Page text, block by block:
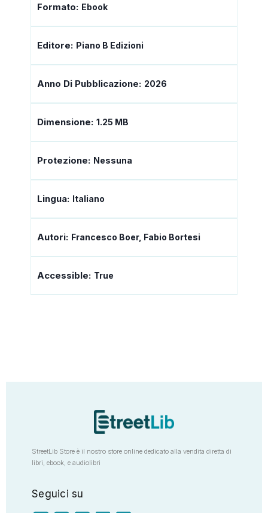
Formato: Ebook
Editore: Piano B Edizioni
Anno Di Pubblicazione: 2026
Dimensione: 1.25 MB
Protezione: Nessuna
Lingua: Italiano
Autori: Francesco Boer, Fabio Bortesi
Accessible: True
StreetLib Store è il nostro store online dedicato alla vendita diretta di
libri, ebook, e audiolibri
Seguici su